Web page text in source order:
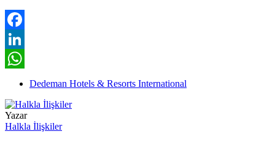
Facebook
LinkedIn
WhatsApp
Dedeman Hotels & Resorts International
Yazar
Halkla İlişkiler